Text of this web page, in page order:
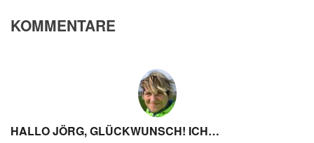
KOMMENTARE
HALLO JÖRG, GLÜCKWUNSCH! ICH…